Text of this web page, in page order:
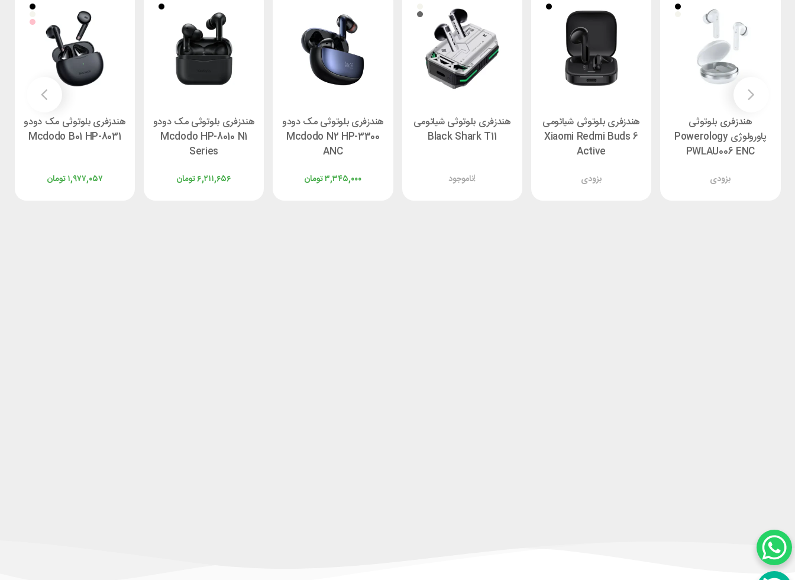
هندزفری بلوتوثی
پاورولوژی Powerology
PWLAU006 ENC
بزودی
هندزفری بلوتوثی شیائومی
Xiaomi Redmi Buds 6
Active
بزودی
هندزفری بلوتوثی شیائومی
Black Shark T11
ناموجود!
هندزفری بلوتوثی مک دودو
Mcdodo N2 HP-3300
ANC
تومان۳,۳۴۵,۰۰۰
هندزفری بلوتوثی مک دودو
Mcdodo HP-8010 N1
Series
تومان۶,۲۱۱,۶۵۶
هندزفری بلوتوثی مک دودو
Mcdodo B01 HP-8031
تومان۱,۹۷۷,۰۵۷